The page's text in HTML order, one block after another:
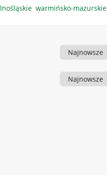
warmińsko-mazurskie
Sortowanie
Sortowanie